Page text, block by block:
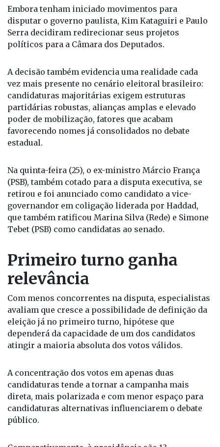
Embora tenham iniciado movimentos para
disputar o governo paulista, Kim Kataguiri e Paulo
Serra decidiram redirecionar seus projetos
políticos para a Câmara dos Deputados.
A decisão também evidencia uma realidade cada
vez mais presente no cenário eleitoral brasileiro:
candidaturas majoritárias exigem estruturas
partidárias robustas, alianças amplas e elevado
poder de mobilização, fatores que acabam
favorecendo nomes já consolidados no debate
estadual.
Na quinta-feira (25), o ex-ministro Márcio França
(PSB), também cotado para a disputa executiva, se
retirou e foi anunciado como candidato a vice-
governandor em coligação liderada por Haddad,
que também ratificou Marina Silva (Rede) e Simone
Tebet (PSB) como candidatas ao senado.
Primeiro turno ganha
relevância
Com menos concorrentes na disputa, especialistas
avaliam que cresce a possibilidade de definição da
eleição já no primeiro turno, hipótese que
dependerá da capacidade de um dos candidatos
atingir a maioria absoluta dos votos válidos.
A concentração dos votos em apenas duas
candidaturas tende a tornar a campanha mais
direta, mais polarizada e com menor espaço para
candidaturas alternativas influenciarem o debate
público.